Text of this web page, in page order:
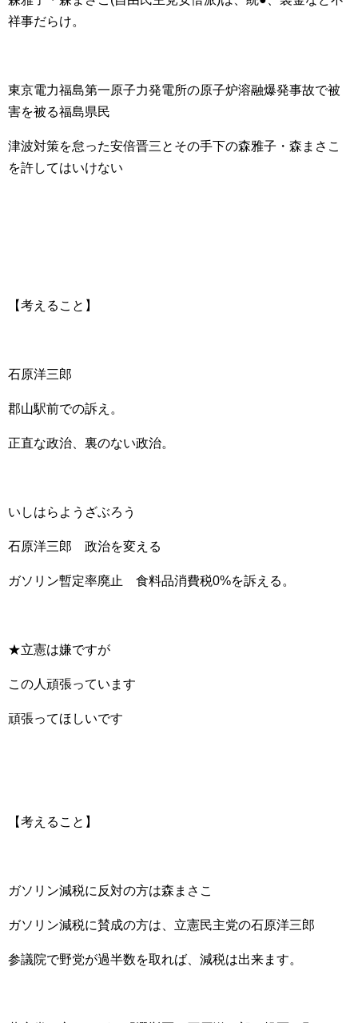
祥事だらけ。
東京電力福島第一原子力発電所の原子炉溶融爆発事故で被
害を被る福島県民
津波対策を怠った安倍晋三とその手下の森雅子・森まさこ
を許してはいけない
【考えること】
石原洋三郎
郡山駅前での訴え。
正直な政治、裏のない政治。
いしはらようざぶろう
石原洋三郎 政治を変える
ガソリン暫定率廃止 食料品消費税0%を訴える。
★立憲は嫌ですが
この人頑張っています
頑張ってほしいです
【考えること】
ガソリン減税に反対の方は森まさこ
ガソリン減税に賛成の方は、立憲民主党の石原洋三郎
参議院で野党が過半数を取れば、減税は出来ます。